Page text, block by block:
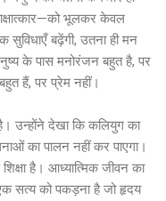
भूलकर केवल
बढ़ेंगी, उतना ही मन
के पास मनोरंजन बहुत है, पर
हैं, पर प्रेम नहीं।
उन्होंने देखा कि कलियुग का
का पालन नहीं कर पाएगा।
है। आध्यात्मिक जीवन का
एक सत्य को पकड़ना है जो हृदय